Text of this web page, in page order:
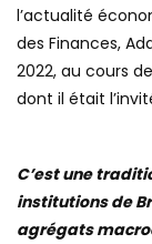
l’actualité
des Finances,
2022, au cours
dont il était
C’est une
institutions de
agrégats